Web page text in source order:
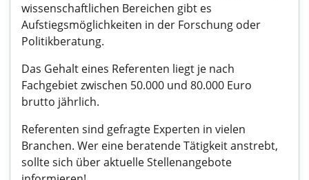
wissenschaftlichen Bereichen gibt es
Aufstiegsmöglichkeiten in der Forschung oder
Politikberatung.
Das Gehalt eines Referenten liegt je nach
Fachgebiet zwischen 50.000 und 80.000 Euro
brutto jährlich.
Referenten sind gefragte Experten in vielen
Branchen. Wer eine beratende Tätigkeit anstrebt,
sollte sich über aktuelle Stellenangebote